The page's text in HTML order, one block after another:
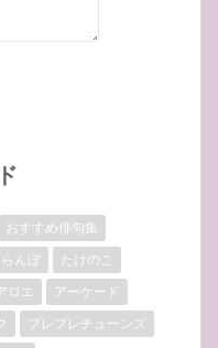
おすすめ俳句集
んぼ
たけのこ
ロエ
アーケード
プレプレチューンズ